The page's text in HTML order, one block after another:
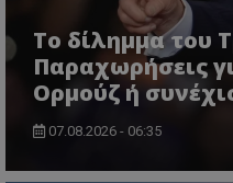
Το δίλημμα του
Παραχωρήσεις
Ορμούζ ή
07.08.2026 - 06:35